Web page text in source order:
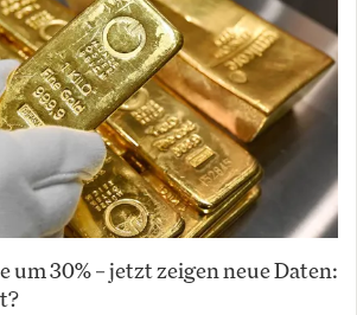
um 30% – jetzt zeigen neue Daten: